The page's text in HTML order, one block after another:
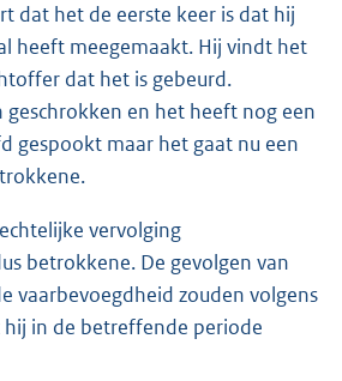
dat het de eerste keer is dat hij
heeft meegemaakt. Hij vindt het
dat het is gebeurd.
geschrokken en het heeft nog een
gespookt maar het gaat nu een
vervolging
betrokkene. De gevolgen van
vaarbevoegdheid zouden volgens
in de betreffende periode